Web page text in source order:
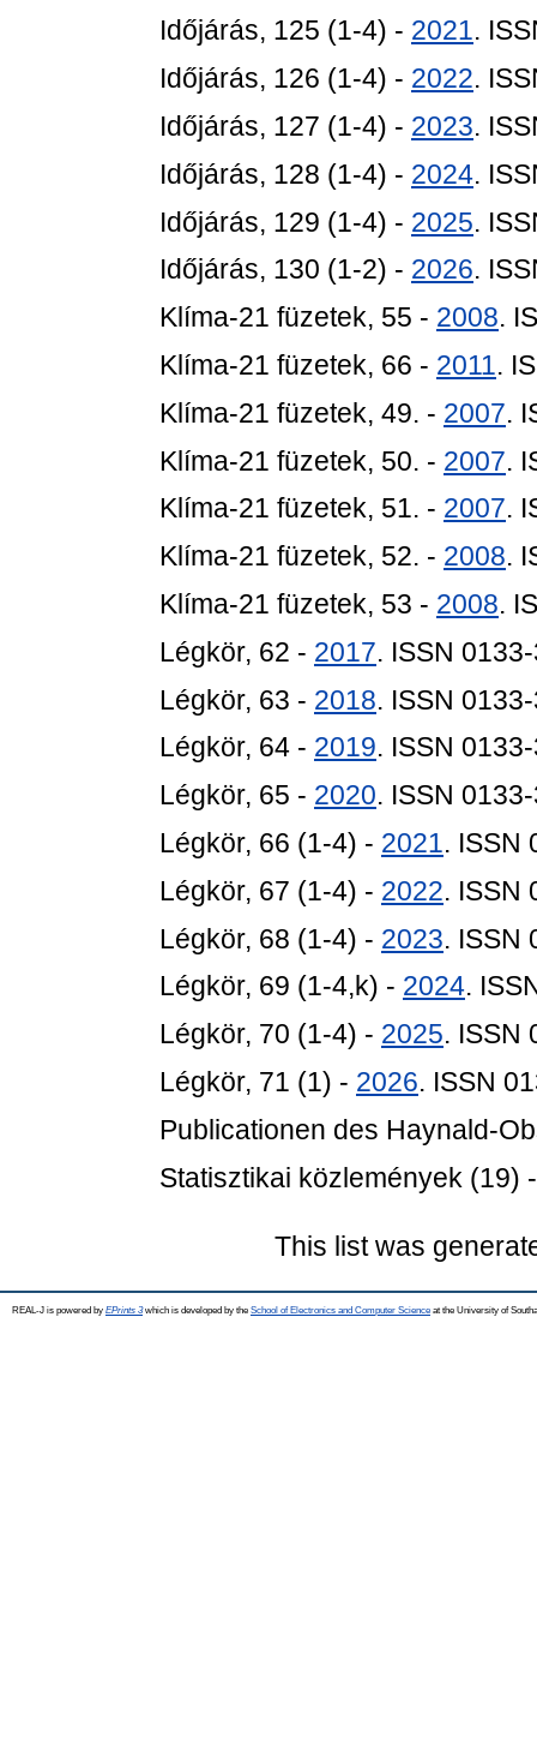
Időjárás, 125 (1-4) - 2021.
Időjárás, 126 (1-4) - 2022.
Időjárás, 127 (1-4) - 2023.
Időjárás, 128 (1-4) - 2024.
Időjárás, 129 (1-4) - 2025.
Időjárás, 130 (1-2) - 2026.
Klíma-21 füzetek, 55 - 2008.
Klíma-21 füzetek, 66 - 2011.
Klíma-21 füzetek, 49. - 2007.
Klíma-21 füzetek, 50. - 2007.
Klíma-21 füzetek, 51. - 2007.
Klíma-21 füzetek, 52. - 2008.
Klíma-21 füzetek, 53 - 2008.
Légkör, 62 - 2017. ISSN
Légkör, 63 - 2018. ISSN
Légkör, 64 - 2019. ISSN
Légkör, 65 - 2020. ISSN
Légkör, 66 (1-4) - 2021. ISSN
Légkör, 67 (1-4) - 2022. ISSN
Légkör, 68 (1-4) - 2023. ISSN
Légkör, 69 (1-4,k) - 2024.
Légkör, 70 (1-4) - 2025. ISSN
Légkör, 71 (1) - 2026. ISSN
Publicationen des Haynald-
Statisztikai közlemények (19)
This list was
REAL-J is powered by EPrints 3which is developed by the School of Electronics and Computer Science at the University of